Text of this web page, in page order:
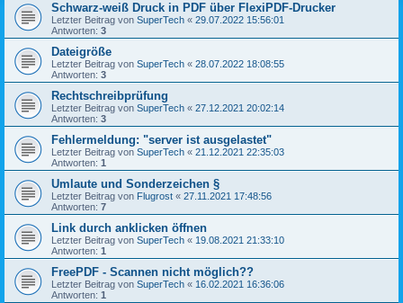
Schwarz-weiß Druck in PDF über FlexiPDF-Drucker
Letzter Beitrag von SuperTech « 29.07.2022 15:56:01
Antworten: 3
Dateigröße
Letzter Beitrag von SuperTech « 28.07.2022 18:08:55
Antworten: 3
Rechtschreibprüfung
Letzter Beitrag von SuperTech « 27.12.2021 20:02:14
Antworten: 3
Fehlermeldung: "server ist ausgelastet"
Letzter Beitrag von SuperTech « 21.12.2021 22:35:03
Antworten: 1
Umlaute und Sonderzeichen §
Letzter Beitrag von Flugrost « 27.11.2021 17:48:56
Antworten: 7
Link durch anklicken öffnen
Letzter Beitrag von SuperTech « 19.08.2021 21:33:10
Antworten: 1
FreePDF - Scannen nicht möglich??
Letzter Beitrag von SuperTech « 16.02.2021 16:36:06
Antworten: 1